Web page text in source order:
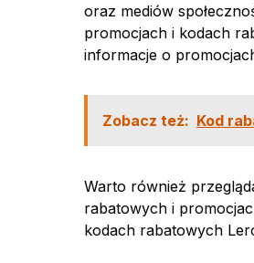
oraz mediów
promocjach i kodach
informacje o
Zobacz też: Kod
Warto również
rabatowych i
kodach rabatowych